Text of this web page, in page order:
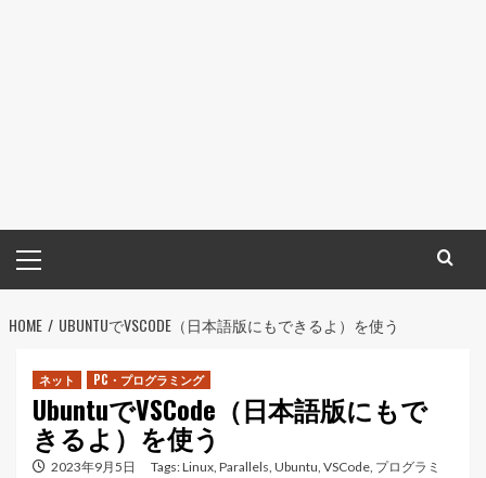
イ
ン
メ
HOME UBUNTUでVSCODE（日本語版にもできるよ）を使う
ネット PC・プログラミング
UbuntuでVSCode（日本語版にもで
きるよ）を使う
2023年9月5日 Tags:Linux, Parallels, Ubuntu, VSCode, プログラミ